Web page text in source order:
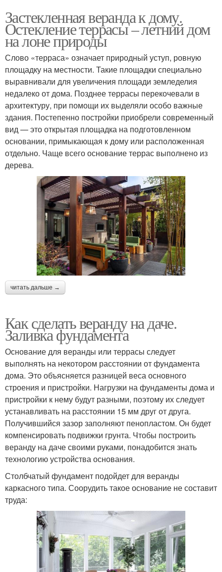
Застекленная веранда к дому.
Остекление террасы – летний дом
на лоне природы
Слово «терраса» означает природный уступ, ровную
площадку на местности. Такие площадки специально
выравнивали для увеличения площади земледелия
недалеко от дома. Позднее террасы перекочевали в
архитектуру, при помощи их выделяли особо важные
здания. Постепенно постройки приобрели современный
вид — это открытая площадка на подготовленном
основании, примыкающая к дому или расположенная
отдельно. Чаще всего основание террас выполнено из
дерева.
читать дальше →
Как сделать веранду на даче.
Заливка фундамента
Основание для веранды или террасы следует
выполнять на некотором расстоянии от фундамента
дома. Это объясняется разницей веса основного
строения и пристройки. Нагрузки на фундаменты дома и
пристройки к нему будут разными, поэтому их следует
устанавливать на расстоянии 15 мм друг от друга.
Получившийся зазор заполняют пенопластом. Он будет
компенсировать подвижки грунта. Чтобы построить
веранду на даче своими руками, понадобится знать
технологию устройства основания.
Столбчатый фундамент подойдет для веранды
каркасного типа. Соорудить такое основание не составит
труда: